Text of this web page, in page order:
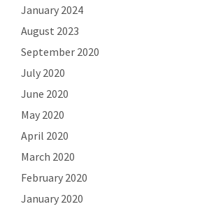
January 2024
August 2023
September 2020
July 2020
June 2020
May 2020
April 2020
March 2020
February 2020
January 2020